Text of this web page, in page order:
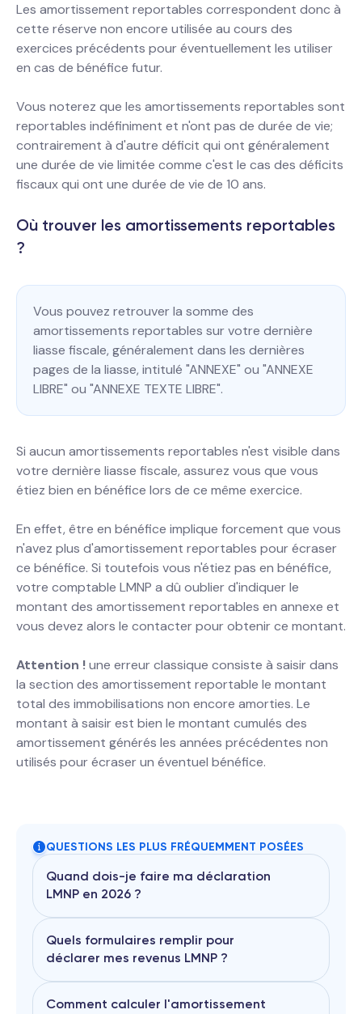
Les amortissement reportables correspondent donc à
cette réserve non encore utilisée au cours des
exercices précédents pour éventuellement les utiliser
en cas de bénéfice futur.
Vous noterez que les amortissements reportables sont
reportables indéfiniment et n'ont pas de durée de vie;
contrairement à d'autre déficit qui ont généralement
une durée de vie limitée comme c'est le cas des déficits
fiscaux qui ont une durée de vie de 10 ans.
Où trouver les amortissements reportables
?
Vous pouvez retrouver la somme des
amortissements reportables sur votre dernière
liasse fiscale, généralement dans les dernières
pages de la liasse, intitulé "ANNEXE" ou "ANNEXE
LIBRE" ou "ANNEXE TEXTE LIBRE".
Si aucun amortissements reportables n'est visible dans
votre dernière liasse fiscale, assurez vous que vous
étiez bien en bénéfice lors de ce même exercice.
En effet, être en bénéfice implique forcement que vous
n'avez plus d'amortissement reportables pour écraser
ce bénéfice. Si toutefois vous n'étiez pas en bénéfice,
votre comptable LMNP a dû oublier d'indiquer le
montant des amortissement reportables en annexe et
vous devez alors le contacter pour obtenir ce montant.
Attention !une erreur classique consiste à saisir dans
la section des amortissement reportable le montant
total des immobilisations non encore amorties. Le
montant à saisir est bien le montant cumulés des
amortissement générés les années précédentes non
utilisés pour écraser un éventuel bénéfice.
QUESTIONS LES PLUS FRÉQUEMMENT POSÉES
Quand dois-je faire ma déclaration
LMNP en 2026 ?
En 2026, la date limite de déclaration
comptable ! Avec decla.fr, Facilitez
Quels formulaires remplir pour
déclarer mes revenus LMNP ?
Comment calculer l'amortissement